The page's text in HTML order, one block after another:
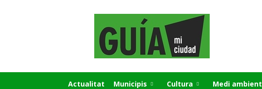
MI
CIUDAD
Actualitat Municipis Cultura Medi ambient